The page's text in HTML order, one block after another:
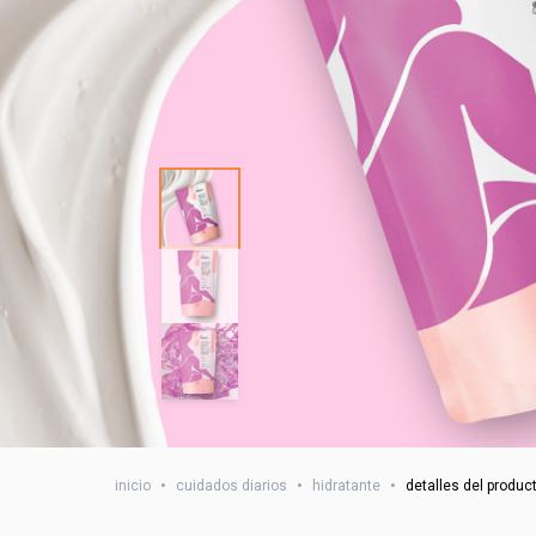
inicio • cuidados diarios • hidratante • detalles del